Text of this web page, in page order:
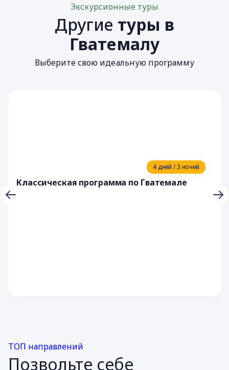
Экскурсионные туры
Другие туры в
Гватемалу
Выберите свою идеальную программу
4 дней / 3 ночей
Классическая программа по Гватемале
ТОП направлений
Позвольте себе